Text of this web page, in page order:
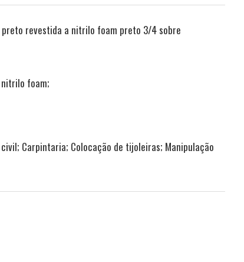
preto revestida a nitrilo foam preto 3/4 sobre
nitrilo foam;
Carpintaria; Colocação de tijoleiras; Manipulação